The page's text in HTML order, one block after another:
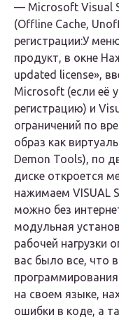
— Microsoft Visual
(Offline Cache,
регистрации:У
продукт, в окне
updated license»,
Microsoft (если её
регистрацию) и
ограничений по
образ как
Demon Tools), по
диске откроется
нажимаем VISUAL
можно без
модульная
рабочей нагрузки
вас было все, что
на своем языке,
ошибки в коде, а